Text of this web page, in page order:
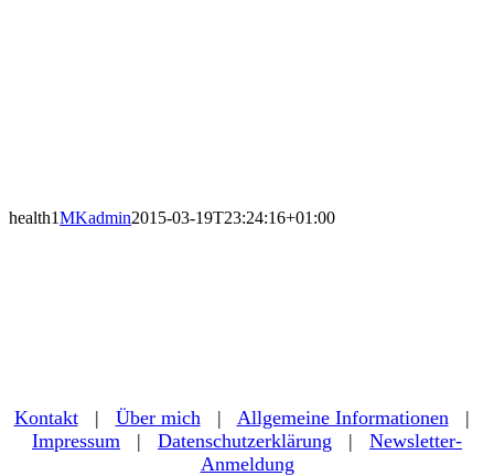
health1MKadmin2015-03-19T23:24:16+01:00
Kontakt| Über mich| Allgemeine Informationen|
Impressum | Datenschutzerklärung | Newsletter-
Anmeldung